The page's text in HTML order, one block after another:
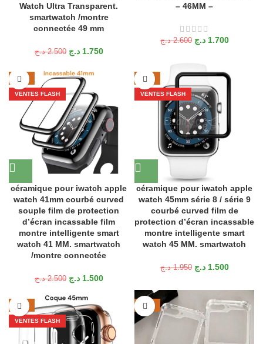
Watch Ultra Transparent.
smartwatch /montre
connectée 49 mm
2.500 د.ج 1.750 د.ج
– 46MM –
2.600 د.ج 1.700 د.ج
-40%
VENTES FLASH
céramique pour iwatch apple
watch 41mm courbé curved
souple film de protection
d’écran incassable film
montre intelligente smart
watch 41 MM. smartwatch
/montre connectée
2.500 د.ج 1.500 د.ج
-23%
VENTES FLASH
céramique pour iwatch apple
watch 45mm série 8 / série 9
courbé curved film de
protection d’écran incassable
montre intelligente smart
watch 45 MM. smartwatch
1.950 د.ج 1.500 د.ج
-28%
VENTES FLASH
-17%